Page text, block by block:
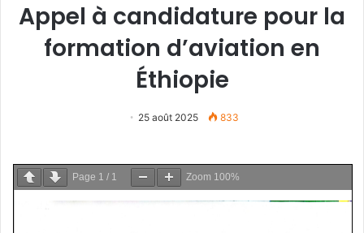
Appel à candidature pour la
formation d’aviation en
Éthiopie
25 août 2025 833
Page 1 / 1 Zoom 100%